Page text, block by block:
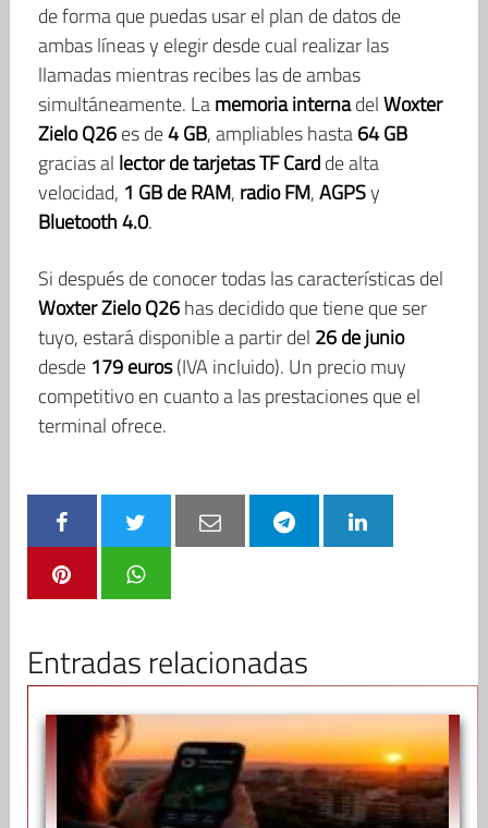
de forma que puedas usar el plan de datos de
ambas líneas y elegir desde cual realizar las
llamadas mientras recibes las de ambas
simultáneamente. Lamemoria internadelWoxter
Zielo Q26es de4 GB, ampliables hasta64 GB
gracias al lector de tarjetas TF Cardde alta
velocidad, 1 GB de RAM, radio FM,AGPSy
Bluetooth 4.0.
Si después de conocer todas las características del
Woxter Zielo Q26has decidido que tiene que ser
tuyo, estará disponible a partir del 26 de junio
desde 179 euros(IVA incluido). Un precio muy
competitivo en cuanto a las prestaciones que el
terminal ofrece.
Entradas relacionadas